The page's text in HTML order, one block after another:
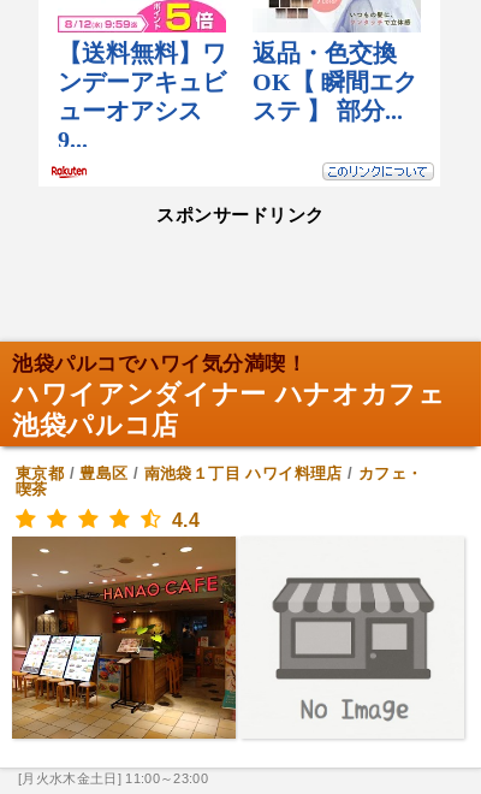
スポンサードリンク
池袋パルコでハワイ気分満喫！
ハワイアンダイナー ハナオカフェ
池袋パルコ店
東京都 /豊島区 / 南池袋１丁目 ハワイ料理店 / カフェ・
喫茶
4.4
[月火水木金土日] 11:00～23:00